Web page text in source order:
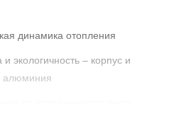
динамика отопления
экологичность – корпус и
алюминия